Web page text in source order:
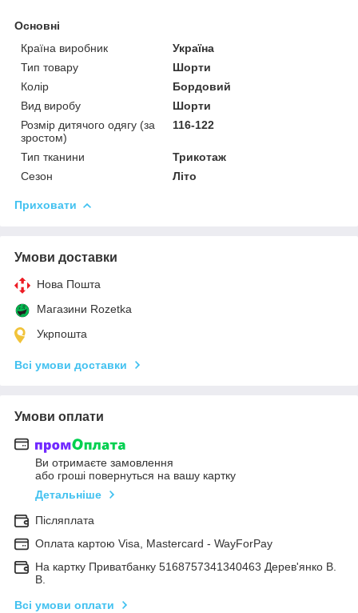
Основні
Країна виробник
Україна
Тип товару
Шорти
Колір
Бордовий
Вид виробу
Шорти
Розмір дитячого одягу (за
зростом)
116-122
Тип тканини
Трикотаж
Сезон
Літо
Приховати
Умови доставки
Нова Пошта
Магазини Rozetka
Укрпошта
Всі умови доставки
Умови оплати
Ви отримаєте замовлення
або гроші повернуться на вашу картку
Детальніше
Післяплата
Оплата картою Visa, Mastercard - WayForPay
На картку Приватбанку 5168757341340463 Дерев'янко В.
В.
Всі умови оплати